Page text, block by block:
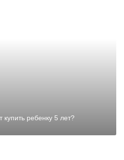
купить ребенку 5 лет?